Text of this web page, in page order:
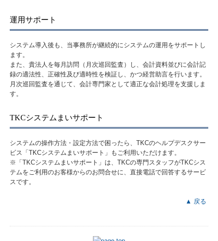
運用サポート
システム導入後も、当事務所が継続的にシステムの運用をサポートし
ます。
また、貴法人を毎月訪問（月次巡回監査）し、会計資料並びに会計記
録の適法性、正確性及び適時性を検証し、かつ経営助言を行います。
月次巡回監査を通じて、会計専門家として適正な会計処理を支援しま
す。
TKCシステムまいサポート
システムの操作方法・設定方法で困ったら、TKCのヘルプデスクサー
ビス「TKCシステムまいサポート」もご利用いただけます。
※「TKCシステムまいサポート」は、TKCの専門スタッフがTKCシス
テムをご利用のお客様からのお問合せに、直接電話で回答するサービ
スです。
▲ 戻る